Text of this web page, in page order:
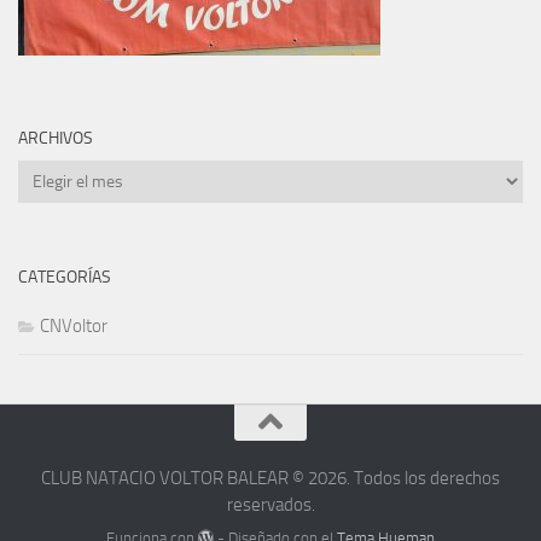
ARCHIVOS
Archivos
CATEGORÍAS
CNVoltor
CLUB NATACIO VOLTOR BALEAR © 2026. Todos los derechos
reservados.